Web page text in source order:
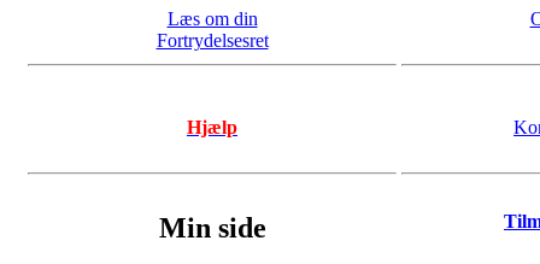
Læs om din
Fortrydelsesret
Hjælp
Min side